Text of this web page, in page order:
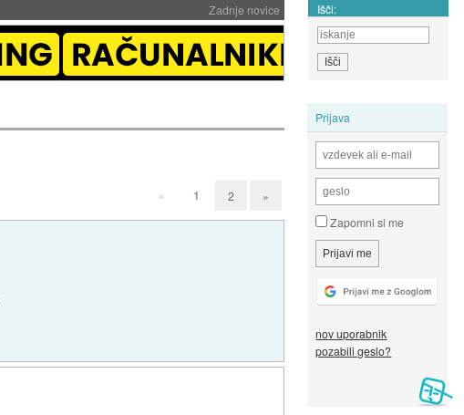
Zadnje novice Išči:
Prijava
Zapomni si me
nov uporabnik
pozabili geslo?
« 1 2 »